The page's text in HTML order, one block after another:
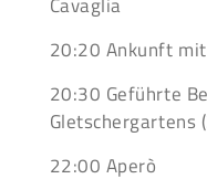
20:20 Ankunft
20:30 Geführte
Gletschergartens
22:00 Aperò